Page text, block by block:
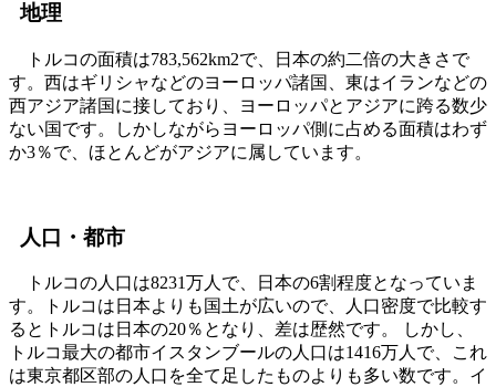
地理
トルコの面積は783,562km2で、日本の約二倍の大きさで
す。西はギリシャなどのヨーロッパ諸国、東はイランなどの
西アジア諸国に接しており、ヨーロッパとアジアに跨る数少
ない国です。しかしながらヨーロッパ側に占める面積はわず
か3％で、ほとんどがアジアに属しています。
人口・都市
トルコの人口は8231万人で、日本の6割程度となっていま
す。トルコは日本よりも国土が広いので、人口密度で比較す
るとトルコは日本の20％となり、差は歴然です。 しかし、
トルコ最大の都市イスタンブールの人口は1416万人で、これ
は東京都区部の人口を全て足したものよりも多い数です。イ